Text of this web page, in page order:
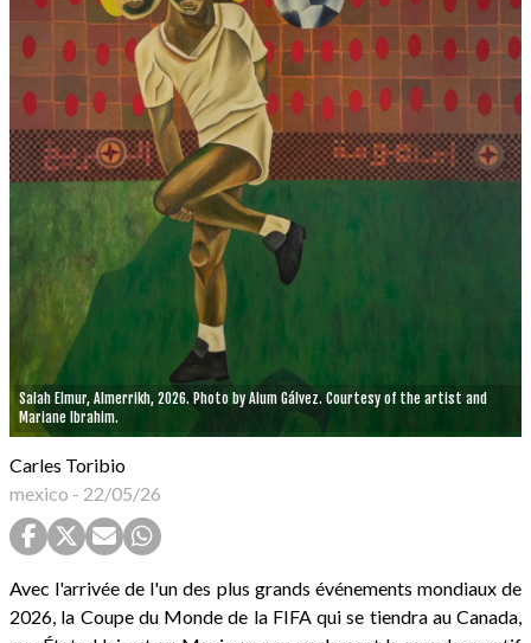
Salah Elmur, Almerrikh, 2026. Photo by Alum Gálvez. Courtesy of the artist and
Mariane Ibrahim.
Carles Toribio
mexico - 22/05/26
Avec l'arrivée de l'un des plus grands événements mondiaux de
2026, la Coupe du Monde de la FIFA qui se tiendra au Canada,